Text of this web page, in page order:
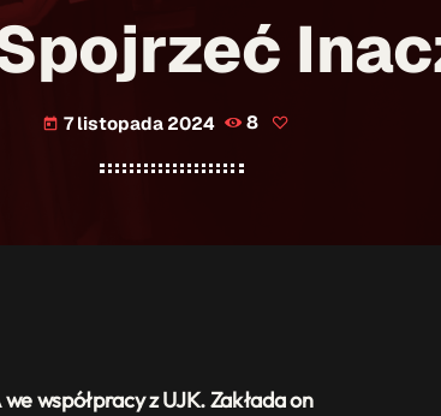
today 7 listopada 2024 8
współpracy z UJK. Zakłada on